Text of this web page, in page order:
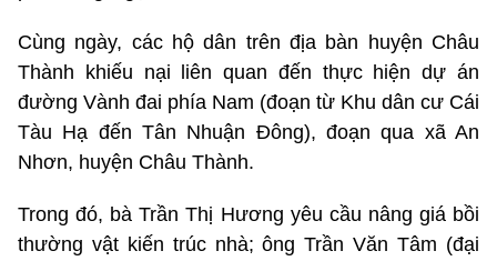
Cùng ngày, các hộ dân trên địa bàn huyện Châu
Thành khiếu nại liên quan đến thực hiện dự án
đường Vành đai phía Nam (đoạn từ Khu dân cư Cái
Tàu Hạ đến Tân Nhuận Đông), đoạn qua xã An
Nhơn, huyện Châu Thành.
Trong đó, bà Trần Thị Hương yêu cầu nâng giá bồi
thường vật kiến trúc nhà; ông Trần Văn Tâm (đại